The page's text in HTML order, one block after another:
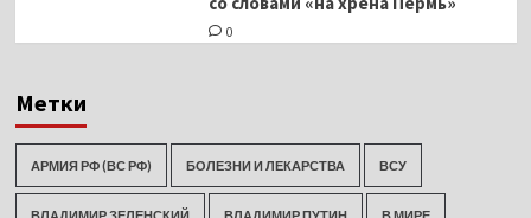
0
Метки
АРМИЯ РФ (ВС РФ) БОЛЕЗНИ И ЛЕКАРСТВА ВСУ